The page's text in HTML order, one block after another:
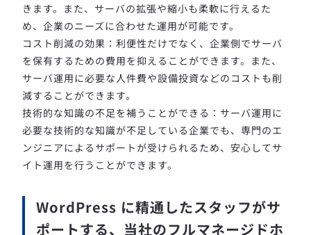
きます。また、サーバの拡張や縮小も柔軟に行えるた
め、企業のニーズに合わせた運用が可能です。
コスト削減の効果：利便性だけでなく、企業側でサーバ
を保有するための費用を抑えることができます。また、
サーバ運用に必要な人件費や設備投資などのコストも削
減することができます。
技術的な知識の不足を補うことができる：サーバ運用に
必要な技術的な知識が不足している企業でも、専門のエ
ンジニアによるサポートが受けられるため、安心してサ
イト運用を行うことができます。
WordPress に精通したスタッフがサ
ポートする、当社のフルマネージドホ